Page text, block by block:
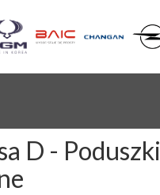
D - Poduszki